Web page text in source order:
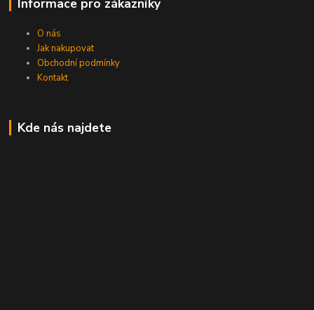
Informace pro zákazníky
O nás
Jak nakupovat
Obchodní podmínky
Kontakt
Kde nás najdete